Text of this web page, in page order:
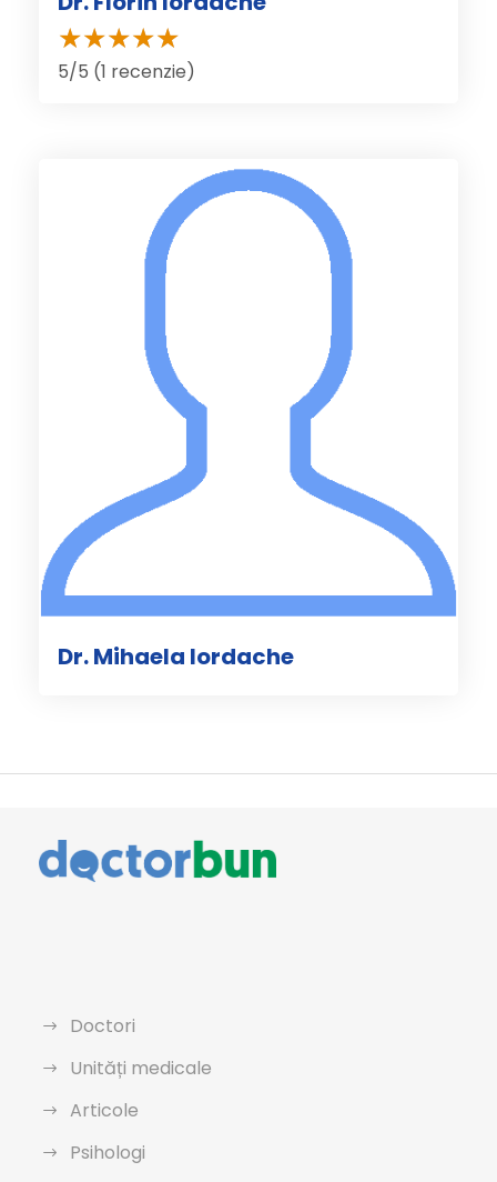
5/5 (1 recenzie)
Dr. Mihaela Iordache
Doctori
Unități medicale
Articole
Psihologi